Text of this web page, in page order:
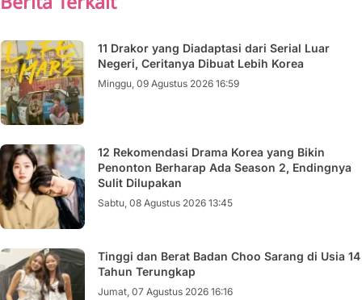
11 Drakor yang Diadaptasi dari Serial Luar
Negeri, Ceritanya Dibuat Lebih Korea
Minggu, 09 Agustus 2026 16:59
12 Rekomendasi Drama Korea yang Bikin
Penonton Berharap Ada Season 2, Endingnya
Sulit Dilupakan
Sabtu, 08 Agustus 2026 13:45
Tinggi dan Berat Badan Choo Sarang di Usia 14
Tahun Terungkap
Jumat, 07 Agustus 2026 16:16